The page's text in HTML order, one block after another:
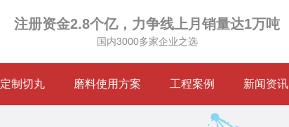
注册资金2.8个亿，力争线上月销量达1万吨
国内3000多家企业之选
定制切丸 磨料使用方案 工程案例 新闻资讯